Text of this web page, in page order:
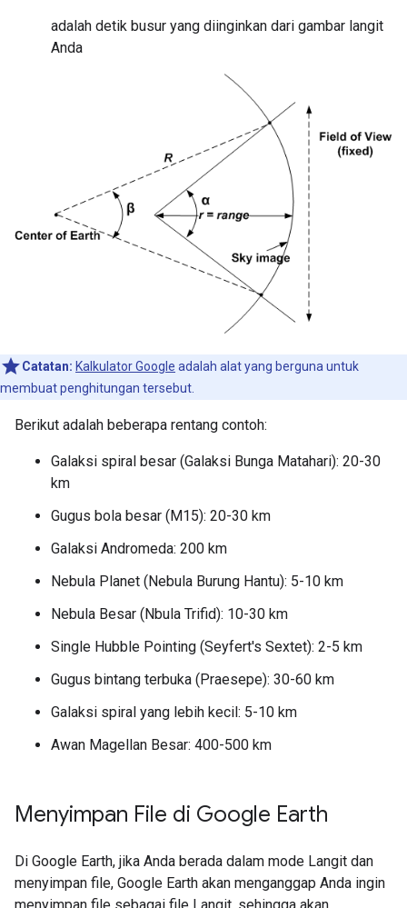
adalah detik busur yang diinginkan dari gambar langit
Anda
Catatan: Kalkulator Google adalah alat yang berguna untuk
membuat penghitungan tersebut.
Berikut adalah beberapa rentang contoh:
Galaksi spiral besar (Galaksi Bunga Matahari): 20-30
km
Gugus bola besar (M15): 20-30 km
Galaksi Andromeda: 200 km
Nebula Planet (Nebula Burung Hantu): 5-10 km
Nebula Besar (Nbula Trifid): 10-30 km
Single Hubble Pointing (Seyfert's Sextet): 2-5 km
Gugus bintang terbuka (Praesepe): 30-60 km
Galaksi spiral yang lebih kecil: 5-10 km
Awan Magellan Besar: 400-500 km
Menyimpan File di Google Earth
Di Google Earth, jika Anda berada dalam mode Langit dan
menyimpan file, Google Earth akan menganggap Anda ingin